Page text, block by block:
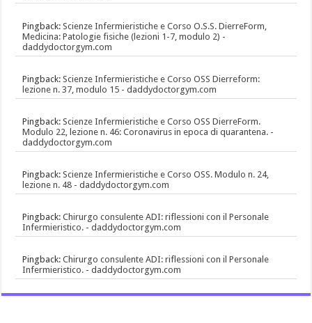
Pingback:Scienze Infermieristiche e Corso O.S.S. DierreForm,
Medicina: Patologie fisiche (lezioni 1-7, modulo 2) -
daddydoctorgym.com
Pingback:Scienze Infermieristiche e Corso OSS Dierreform:
lezione n. 37, modulo 15 - daddydoctorgym.com
Pingback:Scienze Infermieristiche e Corso OSS DierreForm.
Modulo 22, lezione n. 46: Coronavirus in epoca di quarantena. -
daddydoctorgym.com
Pingback:Scienze Infermieristiche e Corso OSS. Modulo n. 24,
lezione n. 48 - daddydoctorgym.com
Pingback:Chirurgo consulente ADI: riflessioni con il Personale
Infermieristico. - daddydoctorgym.com
Pingback:Chirurgo consulente ADI: riflessioni con il Personale
Infermieristico. - daddydoctorgym.com